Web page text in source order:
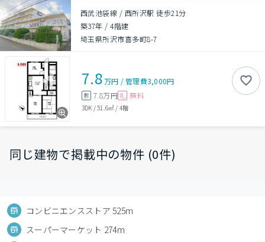
西武池袋線 / 西所沢駅 徒歩21分
築37年 /4階建
埼玉県所沢市喜多町8-7
7.8万円 /管理費3,000円
敷 7.8万円 礼 無料
3DK /51.6㎡ / 4階
同じ建物で掲載中の物件 (0件)
コンビニエンスストア 525m
スーパーマーケット 274m